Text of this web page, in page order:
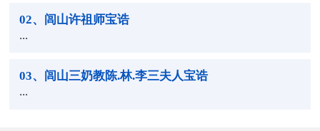
02、闾山许祖师宝诰
...
03、闾山三奶教陈.林.李三夫人宝诰
...